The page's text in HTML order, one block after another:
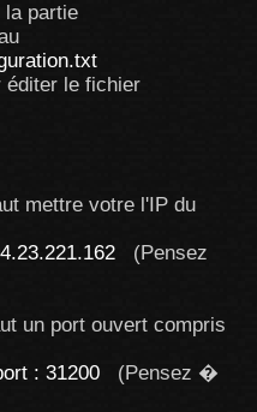
la partie
éditer le fichier
mettre votre l'IP du
(Pensez
un port ouvert compris
: 31200 (Pensez �